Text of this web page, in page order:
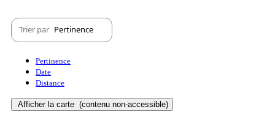
Trier par Pertinence
Pertinence
Date
Distance
Afficher la carte (contenu non-accessible)